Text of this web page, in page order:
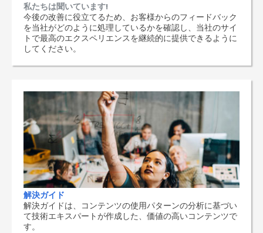
私たちは聞いています!
今後の改善に役立てるため、お客様からのフィードバック
を当社がどのように処理しているかを確認し、当社のサイ
トで最高のエクスペリエンスを継続的に提供できるように
してください。
解決ガイド
解決ガイドは、コンテンツの使用パターンの分析に基づい
て技術エキスパートが作成した、価値の高いコンテンツで
す。